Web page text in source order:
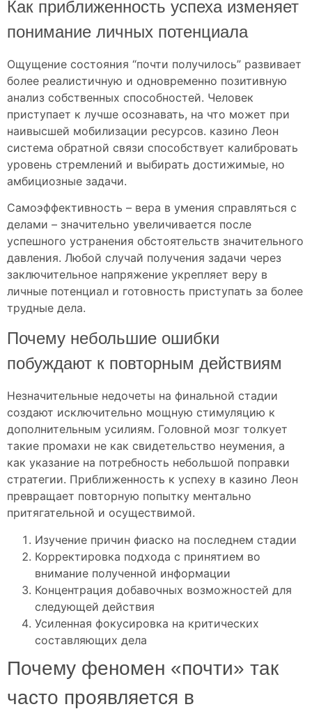
Как приближенность успеха изменяет
понимание личных потенциала
Ощущение состояния “почти получилось” развивает
более реалистичную и одновременно позитивную
анализ собственных способностей. Человек
приступает к лучше осознавать, на что может при
наивысшей мобилизации ресурсов. казино Леон
система обратной связи способствует калибровать
уровень стремлений и выбирать достижимые, но
амбициозные задачи.
Самоэффективность – вера в умения справляться с
делами – значительно увеличивается после
успешного устранения обстоятельств значительного
давления. Любой случай получения задачи через
заключительное напряжение укрепляет веру в
личные потенциал и готовность приступать за более
трудные дела.
Почему небольшие ошибки
побуждают к повторным действиям
Незначительные недочеты на финальной стадии
создают исключительно мощную стимуляцию к
дополнительным усилиям. Головной мозг толкует
такие промахи не как свидетельство неумения, а
как указание на потребность небольшой поправки
стратегии. Приближенность к успеху в казино Леон
превращает повторную попытку ментально
притягательной и осуществимой.
Изучение причин фиаско на последнем стадии
Корректировка подхода с принятием во
внимание полученной информации
Концентрация добавочных возможностей для
следующей действия
Усиленная фокусировка на критических
составляющих дела
Почему феномен «почти» так
часто проявляется в